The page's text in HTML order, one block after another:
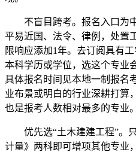
不盲目跨考。报名入口为中
平易近国、法令、律例，处置
限响应添加1年。去订阅具有
本科学历或学位，选这个专业
具体报名时间见本地一制报名
业布景或明白的行业深耕打算
也是报考人数相对最多的专业。
优先选“土木建建工程”。只
计量》两科即可增项其他专业